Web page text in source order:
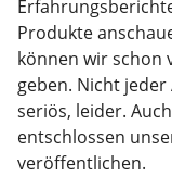
Produkte
können wir schon
geben. Nicht
seriös, leider.
entschlossen
veröffentlichen.